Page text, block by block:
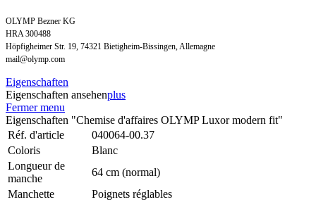
OLYMP Bezner KG
HRA 300488
Höpfigheimer Str. 19, 74321 Bietigheim-Bissingen, Allemagne
mail@olymp.com
Eigenschaften
Eigenschaften ansehenplus
Fermer menu
Eigenschaften "Chemise d'affaires OLYMP Luxor modern fit"
Réf. d'article
040064-00.37
Coloris
Blanc
Longueur de
manche
64 cm (normal)
Manchette
Poignets réglables